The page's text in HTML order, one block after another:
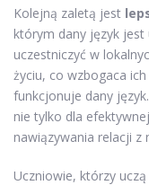
Kolejną zaletą jest
którym dany język jest
uczestniczyć w
życiu, co wzbogaca
funkcjonuje dany
nie tylko dla
nawiązywania relacji z
Uczniowie, którzy